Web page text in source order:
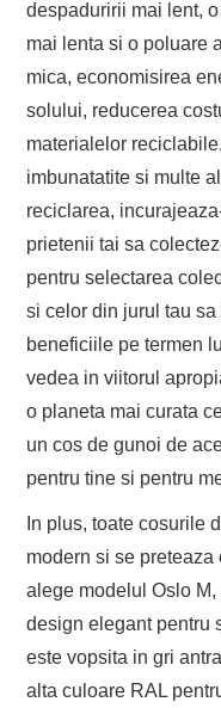
despaduririi mai lent,
mai lenta si o poluare
mica, economisirea
solului, reducerea
materialelor
imbunatatite si multe
reciclarea,
prietenii tai sa
pentru selectarea
si celor din jurul tau
beneficiile pe termen
vedea in viitorul
o planeta mai curata
un cos de gunoi de
pentru tine si pentru
In plus, toate cosurile
modern si se
alege modelul Oslo
design elegant pentru
este vopsita in gri
alta culoare RAL